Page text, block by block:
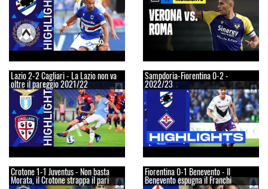
Lazio 2-2 Cagliari - La Lazio non va
oltre il pareggio 2021/22
Sampdoria-Fiorentina 0-2 -
2022/23
Crotone 1-1 Juventus - Non basta
Morata, il Crotone strappa il pari
Fiorentina 0-1 Benevento - Il
Benevento espugna il Franchi